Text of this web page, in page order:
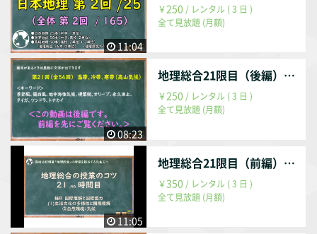
11:04
￥250 / レンタル ( 3 日 )
全て見放題 (月額)
08:23
地理総合21限目（後編） 温帯、冷帯、寒帯
￥250 / レンタル ( 3 日 )
全て見放題 (月額)
11:05
地理総合21限目（前編） 温帯、冷帯、寒帯
￥350 / レンタル ( 3 日 )
全て見放題 (月額)